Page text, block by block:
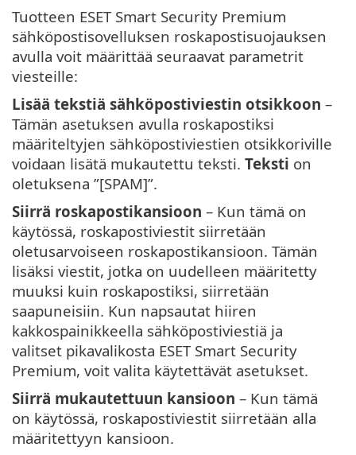
Tuotteen ESET Smart Security Premium
sähköpostisovelluksen roskapostisuojauksen
avulla voit määrittää seuraavat parametrit
viesteille:
Lisää tekstiä sähköpostiviestin otsikkoon –
Tämän asetuksen avulla roskapostiksi
määriteltyjen sähköpostiviestien otsikkoriville
voidaan lisätä mukautettu teksti. Teksti on
oletuksena ”[SPAM]”.
Siirrä roskapostikansioon – Kun tämä on
käytössä, roskapostiviestit siirretään
oletusarvoiseen roskapostikansioon. Tämän
lisäksi viestit, jotka on uudelleen määritetty
muuksi kuin roskapostiksi, siirretään
saapuneisiin. Kun napsautat hiiren
kakkospainikkeella sähköpostiviestiä ja
valitset pikavalikosta ESET Smart Security
Premium, voit valita käytettävät asetukset.
Siirrä mukautettuun kansioon – Kun tämä
on käytössä, roskapostiviestit siirretään alla
määritettyyn kansioon.